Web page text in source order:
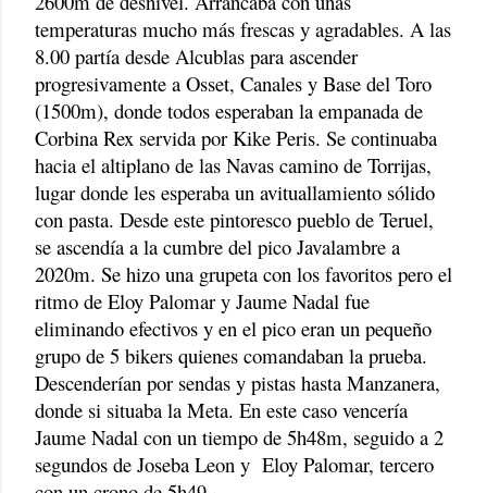
temperaturas mucho más frescas y agradables. A las
8.00 partía desde Alcublas para ascender
progresivamente a Osset, Canales y Base del Toro
(1500m), donde todos esperaban la empanada de
Corbina Rex servida por Kike Peris. Se continuaba
hacia el altiplano de las Navas camino de Torrijas,
lugar donde les esperaba un avituallamiento sólido
con pasta. Desde este pintoresco pueblo de Teruel,
se ascendía a la cumbre del pico Javalambre a
2020m. Se hizo una grupeta con los favoritos pero el
ritmo de Eloy Palomar y Jaume Nadal fue
eliminando efectivos y en el pico eran un pequeño
grupo de 5 bikers quienes comandaban la prueba.
Descenderían por sendas y pistas hasta Manzanera,
donde si situaba la Meta. En este caso vencería
Jaume Nadal con un tiempo de 5h48m, seguido a 2
segundos de Joseba Leon y Eloy Palomar, tercero